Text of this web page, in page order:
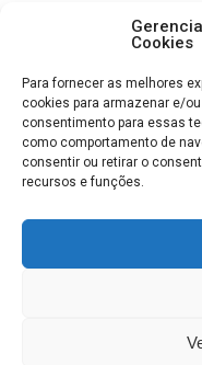
Cookies
Para fornecer as melhores
cookies para armazenar e/
consentimento para essas
como comportamento de
consentir ou retirar o
recursos e funções.
Já noNintendo
merece elogios.
qualidade das
resultado final
Na prática, lembra
excelente direção de
2 semanas ago
Jogos Amados e
ROBERTO KARLOS